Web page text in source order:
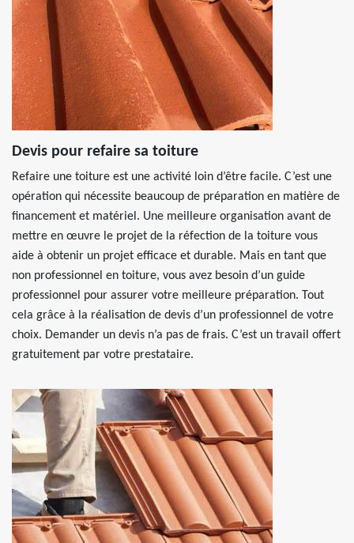
Devis pour refaire sa toiture
Refaire une toiture est une activité loin d’être facile. C’est une
opération qui nécessite beaucoup de préparation en matière de
financement et matériel. Une meilleure organisation avant de
mettre en œuvre le projet de la réfection de la toiture vous
aide à obtenir un projet efficace et durable. Mais en tant que
non professionnel en toiture, vous avez besoin d’un guide
professionnel pour assurer votre meilleure préparation. Tout
cela grâce à la réalisation de devis d’un professionnel de votre
choix. Demander un devis n’a pas de frais. C’est un travail offert
gratuitement par votre prestataire.